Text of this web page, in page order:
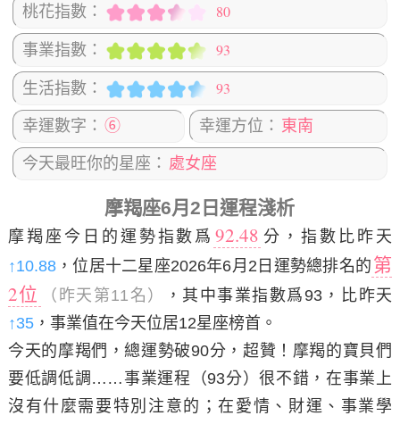
桃花指數： 80
事業指數： 93
生活指數： 93
幸運數字： ⑥ 幸運方位： 東南
今天最旺你的星座： 處女座
摩羯座6月2日運程淺析
摩羯座今日的運勢指數爲 92.48 分，指數比昨天
↑10.88，位居十二星座2026年6月2日運勢總排名的 第
2位
（昨天第11名）
，其中事業指數爲93，比昨天
↑35，事業值在今天位居12星座榜首。
今天的摩羯們，總運勢破90分，超贊！摩羯的寶貝們
要低調低調……事業運程（93分）很不錯，在事業上
沒有什麼需要特別注意的；在愛情、財運、事業學